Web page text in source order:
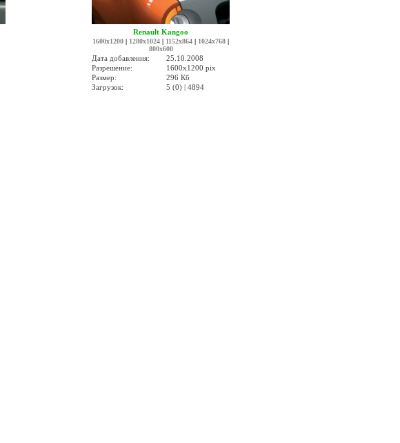
Renault Kangoo
1600x1200 | 1280x1024 | 1152x864 | 1024x768 |
800x600
Дата добавления:
25.10.2008
Разрешение:
1600x1200 pix
Размер:
296 Кб
Загрузок:
5 (0) | 4894